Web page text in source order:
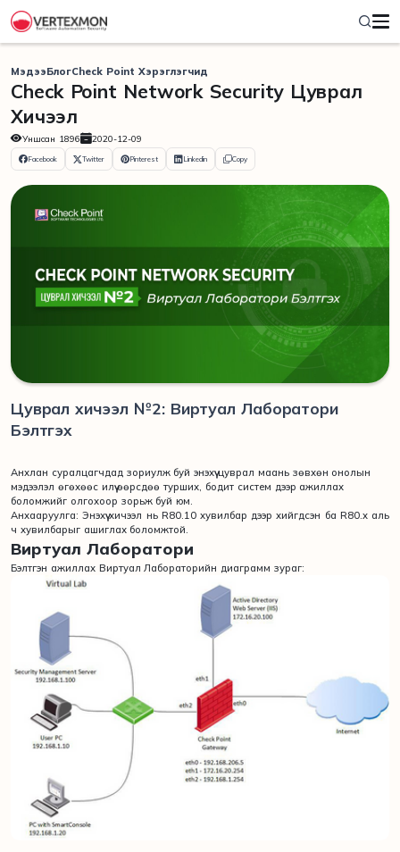
МэдээБлогCheck Point Хэрэглэгчид
Check Point Network Security Цуврал
Хичээл
Уншсан 1896 2020-12-09
Facebook Twitter Pinterest Linkedin Copy
Цуврал хичээл №2: Виртуал Лаборатори
Бэлтгэх
Анхлан суралцагчдад зориулж буй энэхүү цуврал маань зөвхөн онолын
мэдээлэл өгөхөөс илүү өөрсдөө турших, бодит систем дээр ажиллах
боломжийг олгохоор зорьж буй юм.
Анхааруулга: Энэхүү хичээл нь R80.10 хувилбар дээр хийгдсэн ба R80.x аль
ч хувилбарыг ашиглах боломжтой.
Виртуал Лаборатори
Бэлтгэн ажиллах Виртуал Лабораторийн диаграмм зураг: